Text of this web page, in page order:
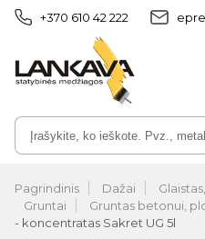
+370 610 42 222
Pagrindinis Dažai
Gruntai
Gruntas betonui,
- koncentratas Sakret UG 5l